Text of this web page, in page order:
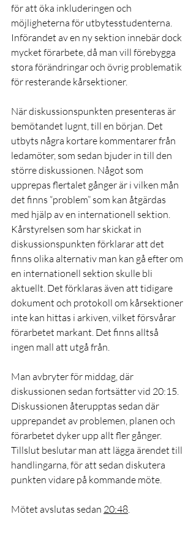
för att öka inkluderingen och
möjligheterna för utbytesstudenterna.
Införandet av en ny sektion innebär dock
mycket förarbete, då man vill förebygga
stora förändringar och övrig problematik
för resterande kårsektioner.
När diskussionspunkten presenteras är
bemötandet lugnt, till en början. Det
utbyts några kortare kommentarer från
ledamöter, som sedan bjuder in till den
större diskussionen. Något som
upprepas flertalet gånger är i vilken mån
det finns “problem” som kan åtgärdas
med hjälp av en internationell sektion.
Kårstyrelsen som har skickat in
diskussionspunkten förklarar att det
finns olika alternativ man kan gå efter om
en internationell sektion skulle bli
aktuellt. Det förklaras även att tidigare
dokument och protokoll om kårsektioner
inte kan hittas i arkiven, vilket försvårar
förarbetet markant. Det finns alltså
ingen mall att utgå från.
Man avbryter för middag, där
diskussionen sedan fortsätter vid 20:15.
Diskussionen återupptas sedan där
upprepandet av problemen, planen och
förarbetet dyker upp allt fler gånger.
Tillslut beslutar man att lägga ärendet till
handlingarna, för att sedan diskutera
punkten vidare på kommande möte.
Mötet avslutas sedan 20:48